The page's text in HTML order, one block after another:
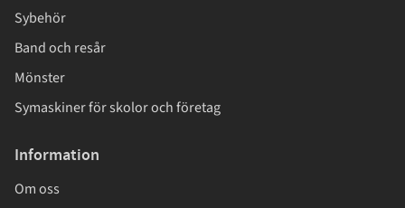
Sybehör
Band och resår
Mönster
Symaskiner för skolor och företag
Information
Om oss